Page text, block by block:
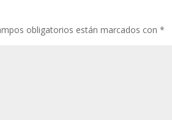
obligatorios están marcados con *